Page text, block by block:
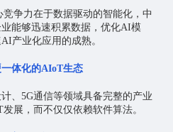
争力在于数据驱动的智能化，中
能够迅速积累数据，优化AI模
产业化应用的成熟。
体化的AIoT生态
、5G通信等领域具备完整的产业
展，而不仅仅依赖软件算法。